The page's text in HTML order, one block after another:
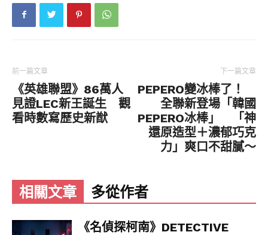
前一篇文章
《英雄聯盟》86萬人
見證LEC新王誕生 觀
看時數寫歷史新猷
下一篇文章
PEPERO變冰棒了！
全聯新登場「韓國
PEPERO冰棒」 「神
還原造型＋濃郁巧克
力」爽口不甜膩～
相關文章 多從作者
《名偵探柯南》DETECTIVE